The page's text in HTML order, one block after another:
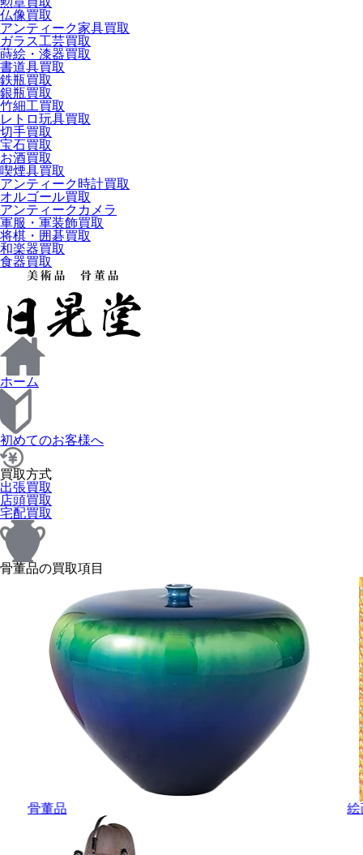
仏像買取
アンティーク家具買取
ガラス工芸買取
蒔絵・漆器買取
書道具買取
鉄瓶買取
銀瓶買取
竹細工買取
レトロ玩具買取
切手買取
宝石買取
お酒買取
喫煙具買取
アンティーク時計買取
オルゴール買取
アンティークカメラ
軍服・軍装飾買取
将棋・囲碁買取
和楽器買取
食器買取
ホーム
初めてのお客様へ
買取方式
出張買取
店頭買取
宅配買取
骨董品の買取項目
骨董品 絵